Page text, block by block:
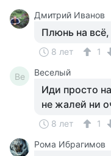
Дмитрий Иванов
Плюнь на
8 лет 1
Ве Веселый
Иди просто
не жалей ни
8 лет
1
Рома Ибрагимов